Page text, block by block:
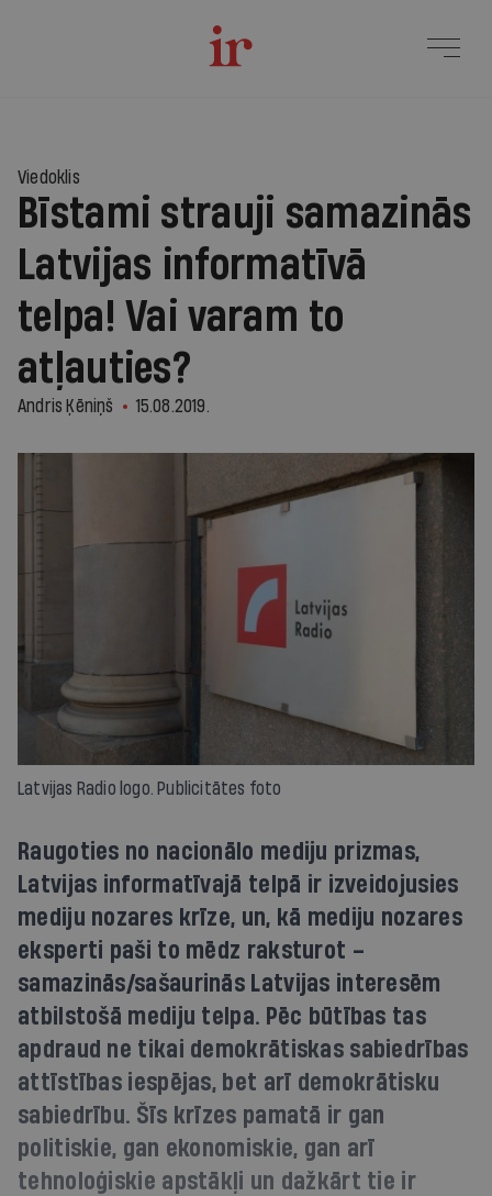
Viedoklis
Bīstami strauji samazinās
Latvijas informatīvā
telpa! Vai varam to
atļauties?
Andris Ķēniņš 15.08.2019.
Latvijas Radio logo. Publicitātes foto
Raugoties no nacionālo mediju prizmas,
Latvijas informatīvajā telpā ir izveidojusies
mediju nozares krīze, un, kā mediju nozares
eksperti paši to mēdz raksturot –
samazinās/sašaurinās Latvijas interesēm
atbilstošā mediju telpa. Pēc būtības tas
apdraud ne tikai demokrātiskas sabiedrības
attīstības iespējas, bet arī demokrātisku
sabiedrību. Šīs krīzes pamatā ir gan
politiskie, gan ekonomiskie, gan arī
tehnoloģiskie apstākļi un dažkārt tie ir